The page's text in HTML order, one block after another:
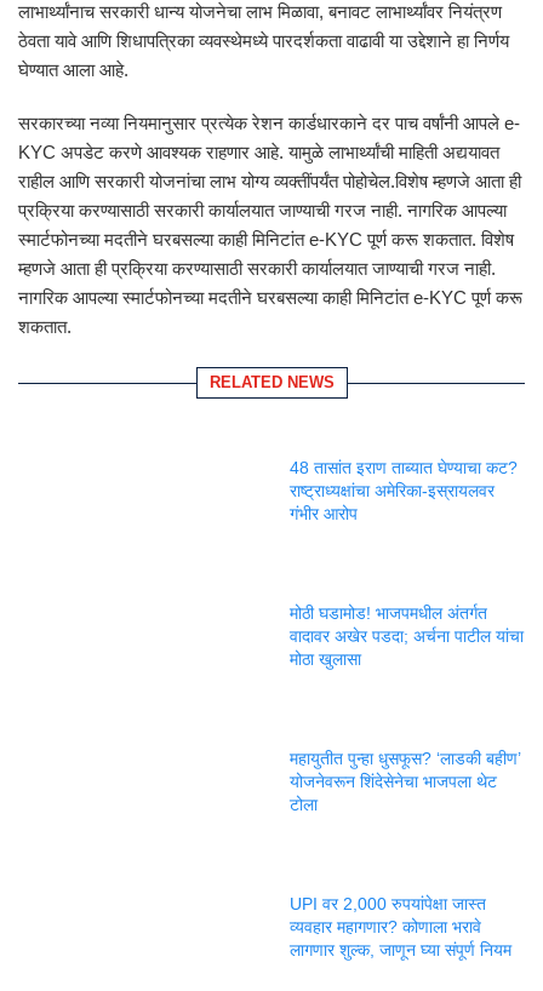
लाभार्थ्यांनाच सरकारी धान्य योजनेचा लाभ मिळावा, बनावट लाभार्थ्यांवर नियंत्रण
ठेवता यावे आणि शिधापत्रिका व्यवस्थेमध्ये पारदर्शकता वाढावी या उद्देशाने हा निर्णय
घेण्यात आला आहे.
सरकारच्या नव्या नियमानुसार प्रत्येक रेशन कार्डधारकाने दर पाच वर्षांनी आपले e-
KYC अपडेट करणे आवश्यक राहणार आहे. यामुळे लाभार्थ्यांची माहिती अद्ययावत
राहील आणि सरकारी योजनांचा लाभ योग्य व्यक्तींपर्यंत पोहोचेल.विशेष म्हणजे आता ही
प्रक्रिया करण्यासाठी सरकारी कार्यालयात जाण्याची गरज नाही. नागरिक आपल्या
स्मार्टफोनच्या मदतीने घरबसल्या काही मिनिटांत e-KYC पूर्ण करू शकतात. विशेष
म्हणजे आता ही प्रक्रिया करण्यासाठी सरकारी कार्यालयात जाण्याची गरज नाही.
नागरिक आपल्या स्मार्टफोनच्या मदतीने घरबसल्या काही मिनिटांत e-KYC पूर्ण करू
शकतात.
RELATED NEWS
48 तासांत इराण ताब्यात घेण्याचा कट?
राष्ट्राध्यक्षांचा अमेरिका-इस्रायलवर
गंभीर आरोप
मोठी घडामोड! भाजपमधील अंतर्गत
वादावर अखेर पडदा; अर्चना पाटील यांचा
मोठा खुलासा
महायुतीत पुन्हा धुसफूस? ‘लाडकी बहीण’
योजनेवरून शिंदेसेनेचा भाजपला थेट
टोला
UPI वर 2,000 रुपयांपेक्षा जास्त
व्यवहार महागणार? कोणाला भरावे
लागणार शुल्क, जाणून घ्या संपूर्ण नियम